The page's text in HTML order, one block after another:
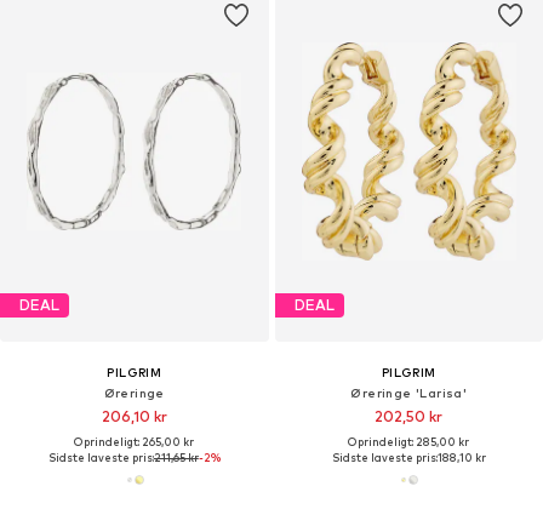
DEAL
PILGRIM
Øreringe
206,10 kr
Oprindeligt: 265,00 kr
Sidste laveste pris:211,65 kr-2%
DEAL
PILGRIM
Øreringe 'Larisa'
202,50 kr
Oprindeligt: 285,00 kr
Sidste laveste pris:188,10 kr